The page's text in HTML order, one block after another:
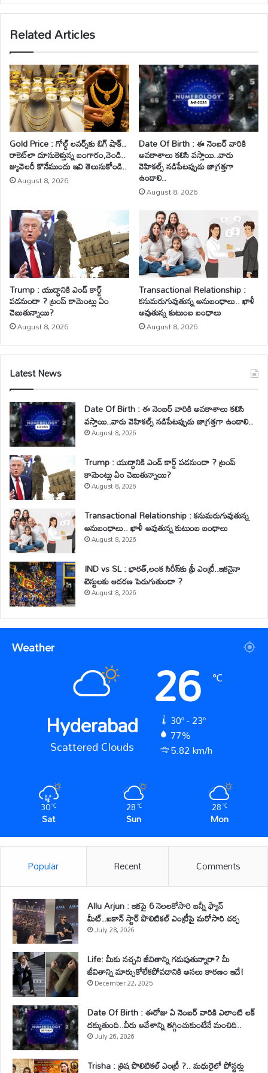
Related Articles
Gold Price : గోల్డ్ లవర్స్‌కు బిగ్ షాక్..
రాకెట్‌లా దూసుకెళ్తున్న బంగారం,వెండి..
జ్యువెలరీ కొనేముందు ఇవి తెలుసుకోండి..
August 8, 2026
Date Of Birth : ఈ నెంబర్ వారికి
అవకాశాలు కలిసి వస్తాయి..వారు
వెహికల్స్ నడిపేటప్పుడు జాగ్రత్తగా
ఉండాలి..
August 8, 2026
Trump : యుద్ధానికి ఎండ్ కార్డ్
పడనుందా ? ట్రంప్ కామెంట్లు ఏం
చెబుతున్నాయి?
August 8, 2026
Transactional Relationship :
కనుమరుగువుతున్న అనుబంధాలు.. ఖాళీ
అవుతున్న కుటుంబ బంధాలు
August 8, 2026
Latest News
Date Of Birth : ఈ నెంబర్ వారికి అవకాశాలు కలిసి
వస్తాయి..వారు వెహికల్స్ నడిపేటప్పుడు జాగ్రత్తగా ఉండాలి..
August 8, 2026
Trump : యుద్ధానికి ఎండ్ కార్డ్ పడనుందా ? ట్రంప్
కామెంట్లు ఏం చెబుతున్నాయి?
August 8, 2026
Transactional Relationship : కనుమరుగువుతున్న
అనుబంధాలు.. ఖాళీ అవుతున్న కుటుంబ బంధాలు
August 8, 2026
IND vs SL : భారత్,లంక సిరీస్‌కు ఫ్రీ ఎంట్రీ..ఇకనైనా
టెస్టులకు ఆదరణ పెరుగుతుందా ?
August 8, 2026
Weather
Hyderabad
Scattered Clouds
26 ℃
30º - 23º
77%
5.82 km/h
30℃
Sat
28℃
Sun
28℃
Mon
Popular Recent Comments
Allu Arjun : ఇకపై 6 నెలలకోసారి బన్నీ ఫ్యాన్
మీట్..ఐకాన్ స్టార్ పొలిటికల్ ఎంట్రీపై మరోసారి చర్చ
July 28, 2026
Life: మీకు నచ్చని జీవితాన్ని గడుపుతున్నారా? మీ
జీవితాన్ని మార్చుకోలేకపోవడానికి అసలు కారణం ఇదే!
December 22, 2025
Date Of Birth : ఈరోజు ఏ నెంబర్ వారికి ఎలాంటి లక్
దక్కుతుంది..వీరు ఆవేశాన్ని తగ్గించుకుంటేనే మంచిది..
July 26, 2026
Trisha : త్రిష పొలిటికల్ ఎంట్రీ ?.. మధురైలో పోస్టర్లు